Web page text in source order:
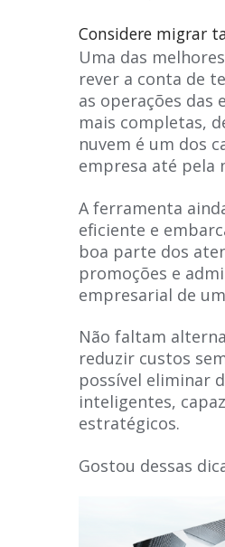
Considere migrar
Uma das
rever a conta de
as operações
mais completas,
nuvem é um dos
empresa até pela
A ferramenta
eficiente e
boa parte dos
promoções e
empresarial de
Não faltam
reduzir custos
possível eliminar
inteligentes,
estratégicos.
Gostou dessas